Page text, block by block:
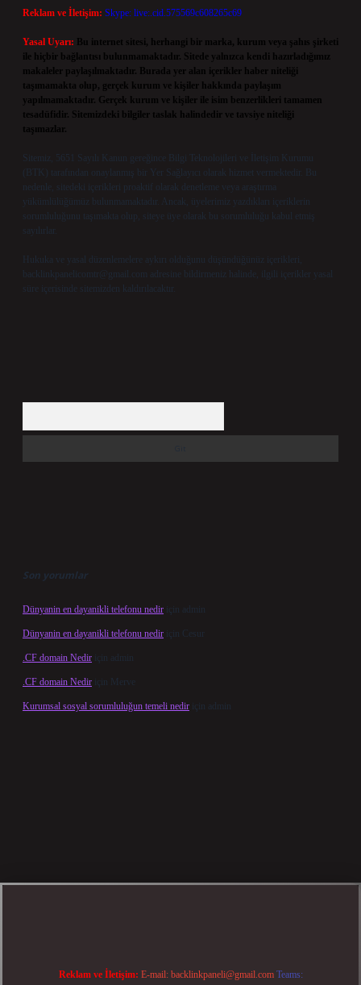
Reklam ve İletişim: Skype: live:.cid.575569c608265c69
Yasal Uyarı:
Bu internet sitesi, herhangi bir marka, kurum veya şahıs şirketi
ile hiçbir bağlantısı bulunmamaktadır. Sitede yalnızca kendi hazırladığımız
makaleler paylaşılmaktadır. Burada yer alan içerikler haber niteliği
taşımamakta olup, gerçek kurum ve kişiler hakkında paylaşım
yapılmamaktadır. Gerçek kurum ve kişiler ile isim benzerlikleri tamamen
tesadüfidir. Sitemizdeki bilgiler taslak halindedir ve tavsiye niteliği
taşımazlar.
Sitemiz, 5651 Sayılı Kanun gereğince Bilgi Teknolojileri ve İletişim Kurumu
(BTK) tarafından onaylanmış bir Yer Sağlayıcı olarak hizmet vermektedir. Bu
nedenle, sitedeki içerikleri proaktif olarak denetleme veya araştırma
yükümlülüğümüz bulunmamaktadır. Ancak, üyelerimiz yazdıkları içeriklerin
sorumluluğunu taşımakta olup, siteye üye olarak bu sorumluluğu kabul etmiş
sayılırlar.
Hukuka ve yasal düzenlemelere aykırı olduğunu düşündüğünüz içerikleri,
backlinkpanelicomtr@gmail.com adresine bildirmeniz halinde, ilgili içerikler yasal
süre içerisinde sitemizden kaldırılacaktır.
Son yorumlar
Dünyanin en dayanikli telefonu nedir için admin
Dünyanin en dayanikli telefonu nedir için Cesur
.CF domain Nedir için admin
.CF domain Nedir için Merve
Kurumsal sosyal sorumluluğun temeli nedir için admin
güncel girişbetexper bahis
Reklam ve İletişim: E-mail: backlinkpaneli@gmail.com Teams: